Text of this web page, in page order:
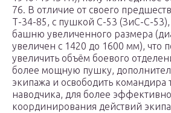
76. В отличие от своего
Т-34-85, с пушкой С-53 (ЗиС-С-
башню увеличенного размера
увеличен с 1420 до 1600 мм), что
увеличить объём боевого
более мощную пушку,
экипажа и освободить командира
наводчика, для более
координирования действий